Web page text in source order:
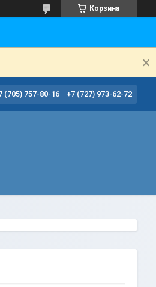
Корзина
(705) 757-80-16 +7 (727) 973-62-72